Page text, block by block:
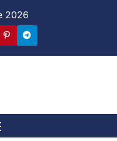
2026